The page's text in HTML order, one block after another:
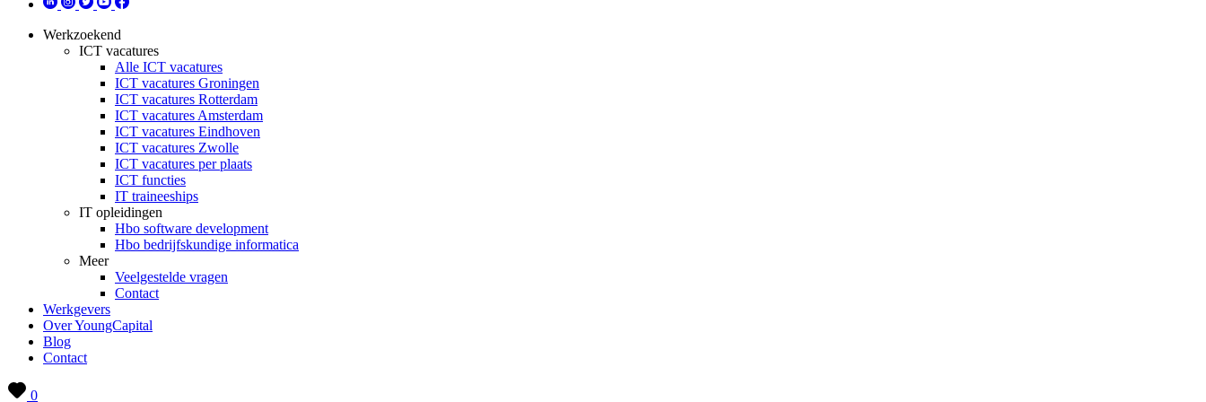
Werkzoekend
ICT vacatures
Alle ICT vacatures
ICT vacatures Groningen
ICT vacatures Rotterdam
ICT vacatures Amsterdam
ICT vacatures Eindhoven
ICT vacatures Zwolle
ICT vacatures per plaats
ICT functies
IT traineeships
IT opleidingen
Hbo software development
Hbo bedrijfskundige informatica
Meer
Veelgestelde vragen
Contact
Werkgevers
Over YoungCapital
Blog
Contact
0